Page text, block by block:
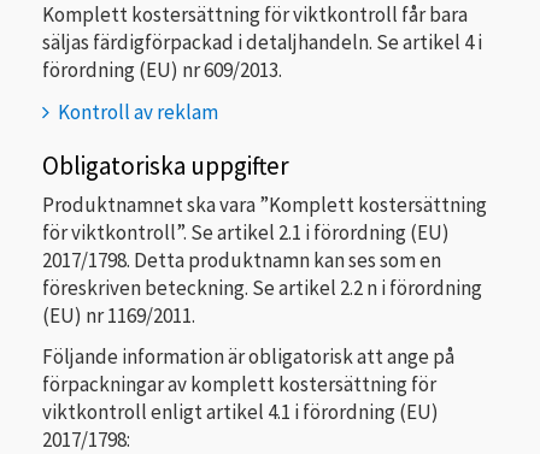
Komplett kostersättning för viktkontroll får bara
säljas färdigförpackad i detaljhandeln. Se artikel 4 i
förordning (EU) nr 609/2013.
Kontroll av reklam
Obligatoriska uppgifter
Produktnamnet ska vara ”Komplett kostersättning
för viktkontroll”. Se artikel 2.1 i förordning (EU)
2017/1798. Detta produktnamn kan ses som en
föreskriven beteckning. Se artikel 2.2 n i förordning
(EU) nr 1169/2011.
Följande information är obligatorisk att ange på
förpackningar av komplett kostersättning för
viktkontroll enligt artikel 4.1 i förordning (EU)
2017/1798: